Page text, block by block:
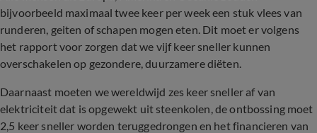
bijvoorbeeld maximaal twee keer per week een stuk vlees van
runderen, geiten of schapen mogen eten. Dit moet er volgens
het rapport voor zorgen dat we vijf keer sneller kunnen
overschakelen op gezondere, duurzamere diëten.
Daarnaast moeten we wereldwijd zes keer sneller af van
elektriciteit dat is opgewekt uit steenkolen, de ontbossing moet
2,5 keer sneller worden teruggedrongen en het financieren van